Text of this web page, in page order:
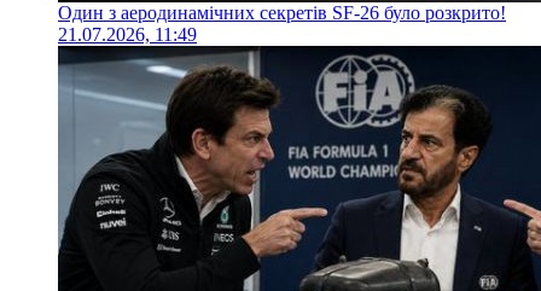
Один з аеродинамічних секретів SF-26 було розкрито!
21.07.2026, 11:49